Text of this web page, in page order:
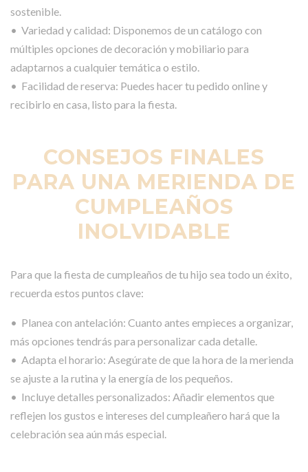
sostenible.
• Variedad y calidad: Disponemos de un catálogo con
múltiples opciones de decoración y mobiliario para
adaptarnos a cualquier temática o estilo.
• Facilidad de reserva: Puedes hacer tu pedido online y
recibirlo en casa, listo para la fiesta.
CONSEJOS FINALES
PARA UNA MERIENDA DE
CUMPLEAÑOS
INOLVIDABLE
Para que la fiesta de cumpleaños de tu hijo sea todo un éxito,
recuerda estos puntos clave:
• Planea con antelación: Cuanto antes empieces a organizar,
más opciones tendrás para personalizar cada detalle.
• Adapta el horario: Asegúrate de que la hora de la merienda
se ajuste a la rutina y la energía de los pequeños.
• Incluye detalles personalizados: Añadir elementos que
reflejen los gustos e intereses del cumpleañero hará que la
celebración sea aún más especial.